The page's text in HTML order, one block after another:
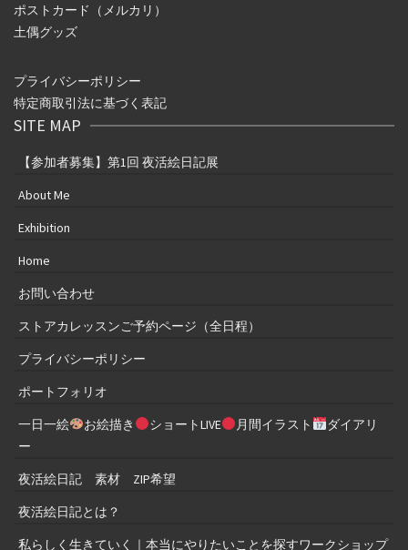
ポストカード（メルカリ）
土偶グッズ
プライバシーポリシー
特定商取引法に基づく表記
SITE MAP
【参加者募集】第1回 夜活絵日記展
About Me
Exhibition
Home
お問い合わせ
ストアカレッスンご予約ページ（全日程）
プライバシーポリシー
ポートフォリオ
一日一絵
お絵描き ショートLIVE 月間イラスト
ダイアリ
ー
夜活絵日記 素材 ZIP希望
夜活絵日記とは？
私らしく生きていく｜本当にやりたいことを探すワークショップ